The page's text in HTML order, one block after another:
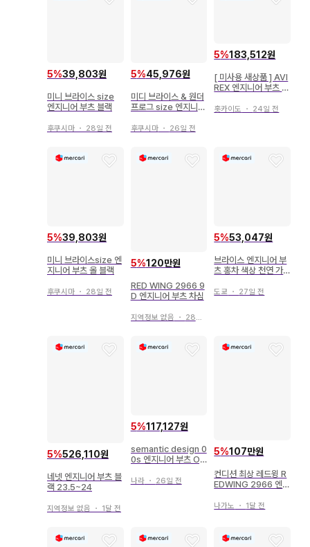
5%39,803원
미니 브라이스 size
엔지니어 부츠 블랙
후쿠시마 ・ 28일 전
5%45,976원
미디 브라이스 & 원더
프로그 size 엔지니어
후쿠시마・ 26일 전
5%183,512원
[ 미사용 새상품 ] AVI
REX 엔지니어 부츠 A
홋카이도 ・ 24일 전
5%39,803원
미니 브라이스size 엔
지니어 부츠 올 블랙
후쿠시마 ・ 28일 전
5%120만원
RED WING 2966 9
D 엔지니어 부츠 차심
지역정보 없음 ・ 28일 전
5%53,047원
브라이스 엔지니어 부
츠 홍차 색상 천연 가
도쿄 ・ 27일 전
5%526,110원
네넷 엔지니어 부츠 블
랙 23.5~24
지역정보 없음 ・ 1달 전
5%117,127원
semantic design 0
0s 엔지니어 부츠 Op
나라・ 26일 전
5%107만원
컨디션 최상 레드윙 R
EDWING 2966 엔지
나가노 ・ 1달 전